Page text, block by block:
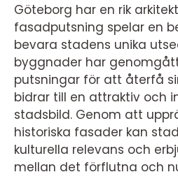
Göteborg har en rik
fasadputsning spelar en
bevara stadens unika
byggnader har
putsningar för att återfå
bidrar till en attraktiv och
stadsbild. Genom att
historiska fasader kan
kulturella relevans och
mellan det förflutna och